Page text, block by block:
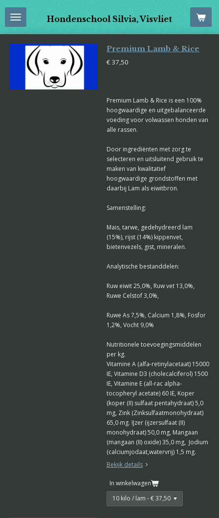
Ga
direct
naar
hoofdinhoud
Hondenschool Silvia, Visvliet
Premium Lamb & Rice
€ 37,50
Premium Lamb & Rice is een 100%
hoogwaardige en uitgebalanceerde
voeding voor volwassen honden van
alle rassen.
Door ingrediënten met zorg te
selecteren en uitsluitend gebruik te
maken van kwalitatief
hoogwaardige grondstoffen met
daarbij Lam als eiwitbron.
Samenstelling:
Mais, tarwe, gedehydreerd lam
(15%), rijst (14%) kippenvet,
bietenvezels, gist, mineralen.
Analytische bestanddelen:
Ruw eiwit 25,0%, Ruw vet 13,0%,
Ruwe Celstof 3,0%,
Ruwe As 7,5%, Calcium 1,8%, Fosfor
1,2%, Vocht 9,0%
Nutritionele toevoegingsmiddelen
per kg.
Vitamine A (alfa-retinylacetaat) 15000
IE, Vitamine D3 (cholecalciferol) 1500
IE, Vitamine E (all-rac alpha-
tocopheryl acetate) 60 IE, Koper
(koper (II) sulfaat pentahydraat) 5,0
mg, Zink (Zinksulfaatmonohydraat)
65,0 mg. IJzer (ijzersulfaat (II)
monohydraat) 50,0 mg, Mangaan
(mangaan (II) oxide) 35,0 mg, Jodium
(calciumjodaat,watervrij) 1,5 mg.
Bekijk details
In winkelwagen